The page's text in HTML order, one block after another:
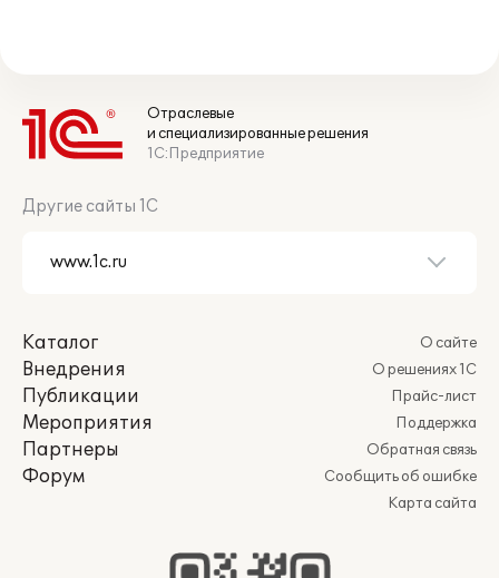
Отраслевые
и специализированные решения
1С:Предприятие
Другие сайты 1С
Каталог
Внедрения
Публикации
Мероприятия
Партнеры
Форум
О сайте
О решениях 1С
Прайс-лист
Поддержка
Обратная связь
Сообщить об ошибке
Карта сайта